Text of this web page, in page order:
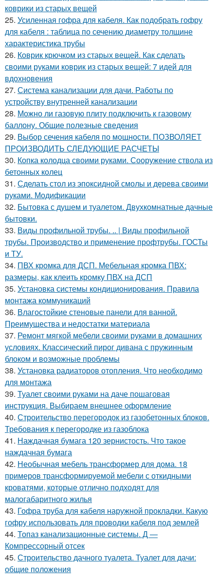
коврики из старых вещей
25. Усиленная гофра для кабеля. Как подобрать гофру
для кабеля : таблица по сечению диаметру толщине
характеристика трубы
26. Коврик крючком из старых вещей. Как сделать
своими руками коврик из старых вещей: 7 идей для
вдохновения
27. Система канализации для дачи. Работы по
устройству внутренней канализации
28. Можно ли газовую плиту подключить к газовому
баллону. Общие полезные сведения
29. Выбор сечения кабеля по мощности. ПОЗВОЛЯЕТ
ПРОИЗВОДИТЬ СЛЕДУЮЩИЕ РАСЧЕТЫ
30. Копка колодца своими руками. Сооружение ствола из
бетонных колец
31. Сделать стол из эпоксидной смолы и дерева своими
руками. Модификации
32. Бытовка с душем и туалетом. Двухкомнатные дачные
бытовки.
33. Виды профильной трубы. .. | Виды профильной
трубы. Производство и применение профтрубы. ГОСТы
и ТУ.
34. ПВХ кромка для ДСП. Мебельная кромка ПВХ:
размеры, как клеить кромку ПВХ на ДСП
35. Установка системы кондиционирования. Правила
монтажа коммуникаций
36. Влагостойкие стеновые панели для ванной.
Преимущества и недостатки материала
37. Ремонт мягкой мебели своими руками в домашних
условиях. Классический пирог дивана с пружинным
блоком и возможные проблемы
38. Установка радиаторов отопления. Что необходимо
для монтажа
39. Туалет своими руками на даче пошаговая
инструкция. Выбираем внешнее оформление
40. Строительство перегородок из газобетонных блоков.
Требования к перегородке из газоблока
41. Наждачная бумага 120 зернистость. Что такое
наждачная бумага
42. Необычная мебель трансформер для дома. 18
примеров трансформируемой мебели с откидными
кроватями, которые отлично подходят для
малогабаритного жилья
43. Гофра труба для кабеля наружной прокладки. Какую
гофру использовать для проводки кабеля под землей
44. Топаз канализационные системы. Д —
Компрессорный отсек
45. Строительство дачного туалета. Туалет для дачи:
общие положения